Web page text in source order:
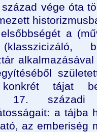
vége óta
a
tájat
17. századi
a tájba
az emberiség